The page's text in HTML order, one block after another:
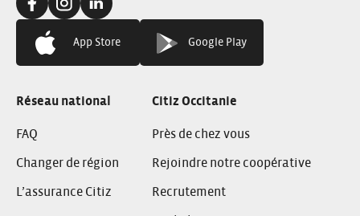
Facebook:Instagram:LinkedIn:
App Store Google Play
Réseau national
FAQ
Changer de région
L’assurance Citiz
Citiz Occitanie
Près de chez vous
Rejoindre notre coopérative
Recrutement